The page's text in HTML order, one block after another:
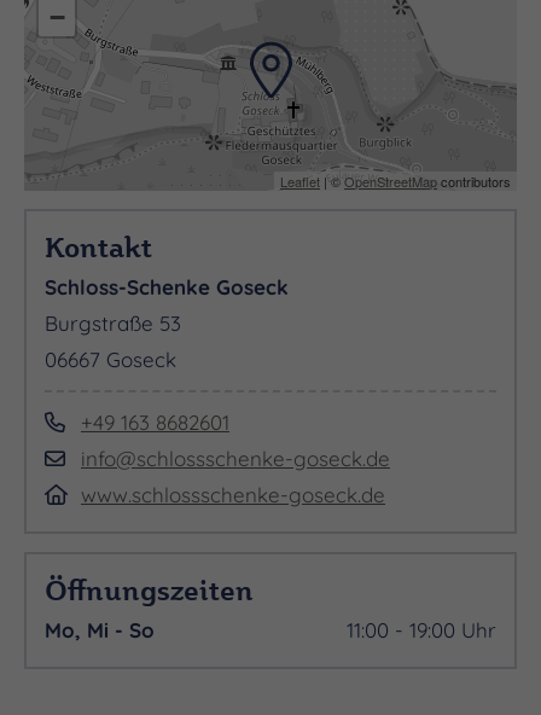
−
Leaflet | ©OpenStreetMapcontributors
Kontakt
Schloss-Schenke Goseck
Burgstraße 53
06667 Goseck
+49 163 8682601
info@schlossschenke-goseck.de
www.schlossschenke-goseck.de
Öffnungszeiten
Mo, Mi - So 11:00 - 19:00 Uhr